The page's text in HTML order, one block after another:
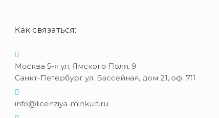
Как связаться:
Москва 5-я ул. Ямского Поля, 9
Санкт-Петербург ул. Бассейная, дом 21, оф. 711
info@licenziya-minkult.ru